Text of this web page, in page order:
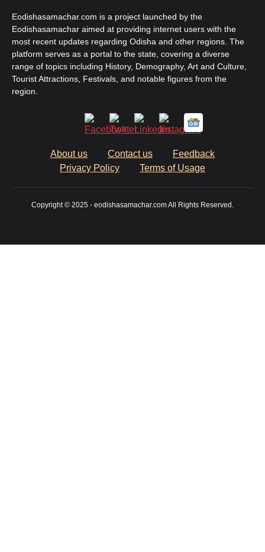
Eodishasamachar.com is a project launched by the
Eodishasamachar aimed at providing internet users with the
most recent updates regarding Odisha and other regions. The
platform serves as a portal to the state, covering a diverse
range of topics including History, Demography, Art and Culture,
Tourist Attractions, Festivals, and notable figures from the
region.
About us Contact us
Feedback
Privacy Policy
Terms of Usage
Copyright © 2025 - eodishasamachar.com All Rights Reserved.